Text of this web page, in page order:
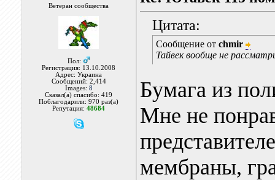
Ветеран сообщества
Пол:
Регистрация: 13.10.2008
Адрес: Украина
Сообщений: 2,414
Images: 8
Сказал(а) спасибо: 419
Поблагодарили: 970 раз(а)
Репутация:48684
Цитата:
Сообщение от chmir
Тайвек вообще не
Бумага из
Мне не
мембраны,